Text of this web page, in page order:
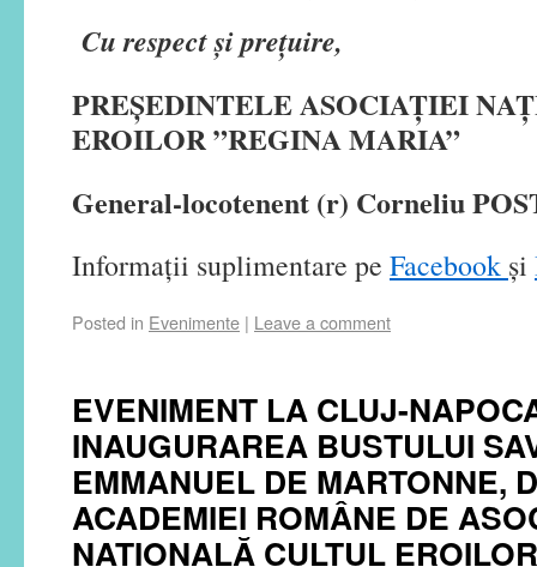
Cu respect și prețuire,
PREȘEDINTELE ASOCIAȚIEI
EROILOR ”REGINA MARIA”
General-locotenent (r) Corneliu
Informații suplimentare pe Facebook și
Posted in Evenimente | Leave a comment
EVENIMENT LA CLUJ-
INAUGURAREA BUSTULUI
EMMANUEL DE MARTONNE,
ACADEMIEI ROMÂNE DE
NAȚIONALĂ CULTUL